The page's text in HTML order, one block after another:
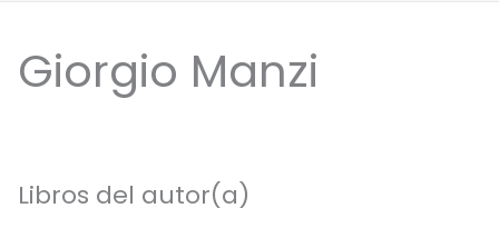
Giorgio Manzi
Libros del autor(a)